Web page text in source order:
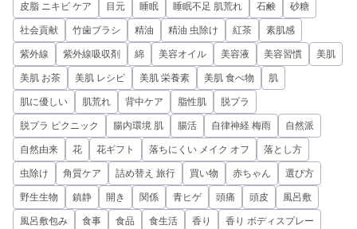
皮脂 ニキビ ケア 目元 睡眠 睡眠不足 肌荒れ 石鹸 砂糖
社会貢献 竹歯ブラシ 精油 精油 虫除け 紅茶 素肌感
紫外線 紫外線吸収剤 綿 美容オイル 美容液 美容習慣 美肌
美肌 お茶 美肌 レシピ 美肌 栄養素 美肌 食べ物 肌
肌に優しい 肌荒れ 背中ケア 脂性肌 脱プラ
脱プラ ピクニック 腸内環境 肌 腸活 自律神経 梅雨 自然派
自然由来 花 花ギフト 落ちにくい メイク オフ 落とし方
虫除け 角質ケア 詰め替え 旅行 買い物 赤ちゃん 選び方
野生生物 鎮静 開き 関係 青ヒゲ 頭痛 頭皮 風呂敷
風呂敷包み 食事 食品 食生活 香り 香り ボディスプレー